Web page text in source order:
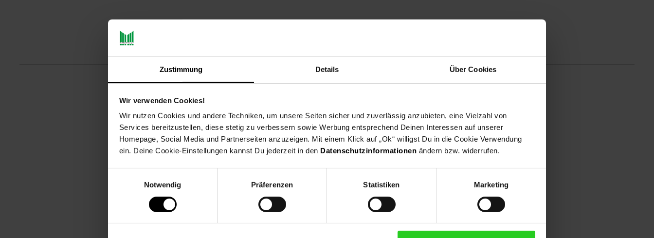
Zustimmung Details Über Cookies
Wir verwenden Cookies!
Wir nutzen Cookies und andere Techniken, um unsere Seiten sicher und zuverlässig anzubieten, eine Vielzahl von
Services bereitzustellen, diese stetig zu verbessern sowie Werbung entsprechend Deinen Interessen auf unserer
Homepage, Social Media und Partnerseiten anzuzeigen. Mit einem Klick auf „Ok“ willigst Du in die Cookie Verwendung
ein. Deine Cookie-Einstellungen kannst Du jederzeit in den Datenschutzinformationen ändern bzw. widerrufen.
Notwendig
Präferenzen Statistiken Marketing
Herzwaffeln mit einem Durchmesser von 15,5 cm zu backen, verwöhnt es nicht nur den Gaumen, sondern auch das Auge. Die
Antihaftbeschichtung sorgt für fettarmes Backen und eine leichte Reinigung nach dem Genuss. Dank der stufenlosen
Temperaturreglung können Sie die Bräunung Ihrer Waffeln ganz nach Ihrem Geschmack anpassen. Der wärmeisolierte Handgriff
gewährleistet dabei sicheres Handling, während Betriebskontrollleuchte und Temperaturkontrollleuchte den Überblick über den
Kochvorgang behalten.
Artikel gehört zur Kategorie: